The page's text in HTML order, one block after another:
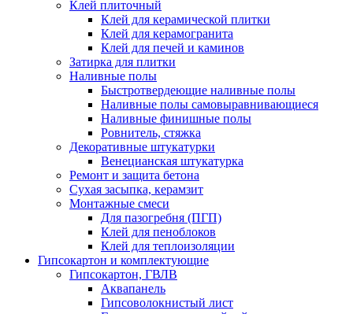
Клей плиточный
Клей для керамической плитки
Клей для керамогранита
Клей для печей и каминов
Затирка для плитки
Наливные полы
Быстротвердеющие наливные полы
Наливные полы самовыравнивающиеся
Наливные финишные полы
Ровнитель, стяжка
Декоративные штукатурки
Венецианская штукатурка
Ремонт и защита бетона
Сухая засыпка, керамзит
Монтажные смеси
Для пазогребня (ПГП)
Клей для пеноблоков
Клей для теплоизоляции
Гипсокартон и комплектующие
Гипсокартон, ГВЛВ
Аквапанель
Гипсоволокнистый лист